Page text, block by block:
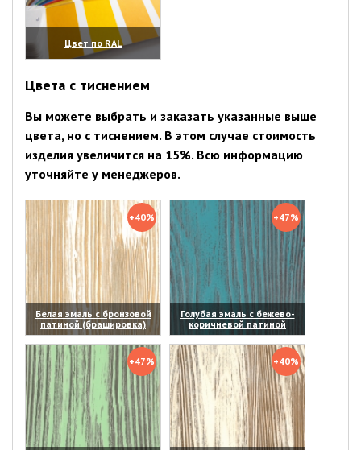
Цвет по RAL
(увеличить)
Цвета с тиснением
Вы можете выбрать и заказать указанные выше
цвета, но с тиснением. В этом случае стоимость
изделия увеличится на 15%. Всю информацию
уточняйте у менеджеров.
+40%
Белая эмаль с бронзовой
патиной (брашировка)
(увеличить)
+47%
Голубая эмаль с бежево-
коричневой патиной
(увеличить)
+47%
+40%